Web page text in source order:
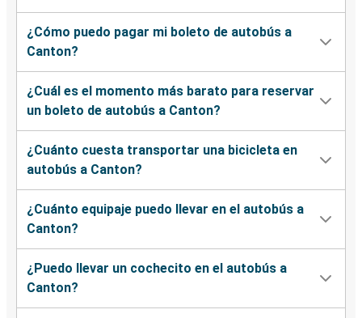
¿Cómo puedo pagar mi boleto de autobús a
Canton?
¿Cuál es el momento más barato para reservar
un boleto de autobús a Canton?
¿Cuánto cuesta transportar una bicicleta en
autobús a Canton?
¿Cuánto equipaje puedo llevar en el autobús a
Canton?
¿Puedo llevar un cochecito en el autobús a
Canton?